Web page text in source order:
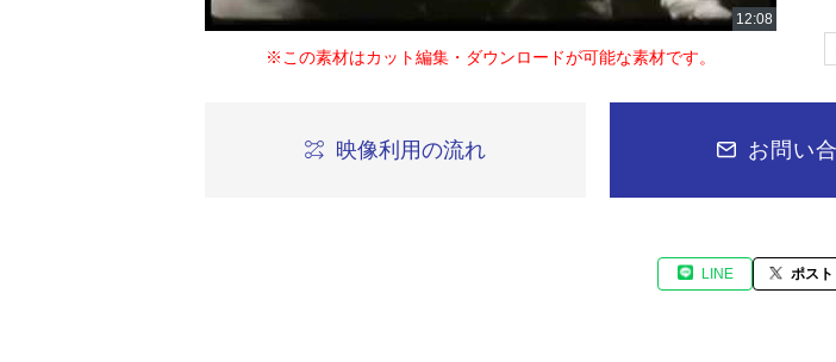
※この素材はカット編集・ダウンロードが可能な素材です。
映像利用の流れ お問い
LINE ポスト